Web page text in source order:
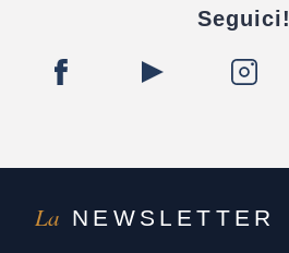
La NEWSLETTER
Seguici!